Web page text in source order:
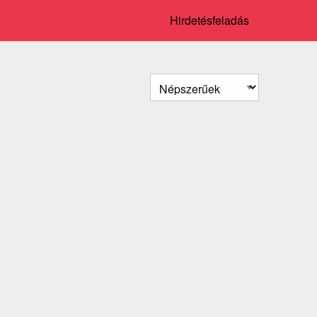
Hirdetésfeladás